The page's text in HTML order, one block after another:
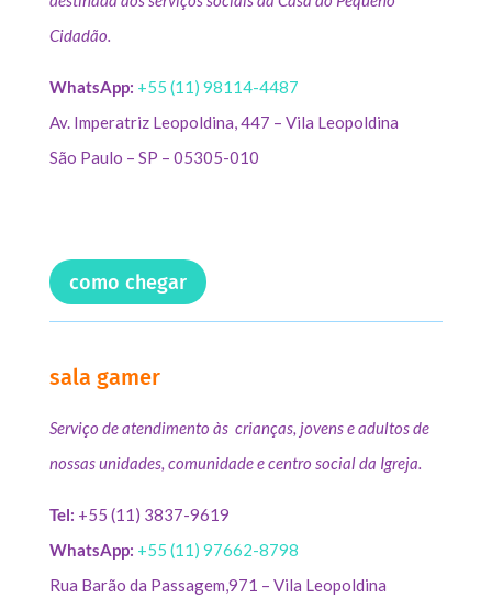
Cidadão.
WhatsApp: +55 (11) 98114-4487
Av. Imperatriz Leopoldina, 447 – Vila Leopoldina
São Paulo – SP – 05305-010
como chegar
sala gamer
Serviço de atendimento às crianças, jovens e adultos de
nossas unidades, comunidade e centro social da Igreja.
Tel: +55 (11) 3837-9619
WhatsApp: +55 (11) 97662-8798
Rua Barão da Passagem,971 – Vila Leopoldina